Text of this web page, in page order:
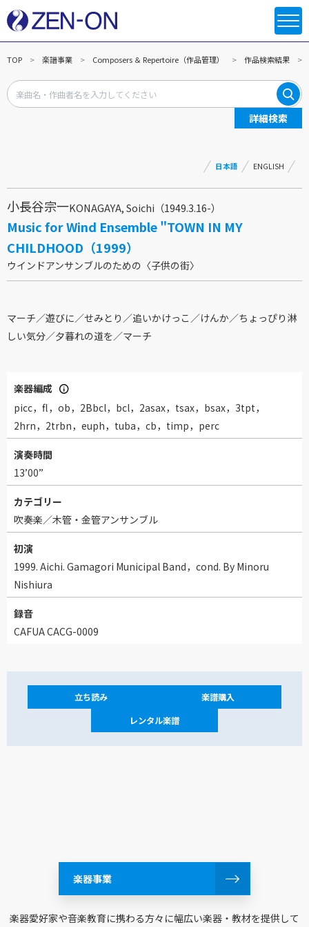
TOP 楽譜事業 Composers ＆ Repertoire（作品管理） 作品検索結果
詳細検索
日本語 ENGLISH
小長谷宗一KONAGAYA, Soichi（1949.3.16-）
Music for Wind Ensemble "TOWN IN MY
CHILDHOOD（1999）
ウインドアンサンブルのための〈子供の街〉
マーチ／遊びに／せみとり／追いかけっこ／けんか／ちょっぴり淋
しい気分／夕暮れの道を／マーチ
楽器編成
picc，fl，ob，2Bbcl，bcl，2asax，tsax，bsax，3tpt，
2hrn，2trbn，euph，tuba，cb，timp，perc
演奏時間
13’00”
カテゴリー
吹奏楽／木管・金管アンサンブル
初演
1999. Aichi. Gamagori Municipal Band，cond. By Minoru
Nishiura
録音
CAFUA CACG-0009
立ち読み
楽譜購入
レンタル楽譜
楽器事業
楽器愛好家や音楽教育に携わる方々に幅広い楽器・教材を提供して